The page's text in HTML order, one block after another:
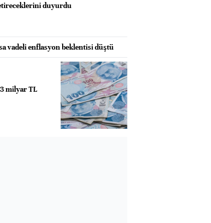
duyurdu
vadeli enflasyon beklentisi düştü
milyar TL